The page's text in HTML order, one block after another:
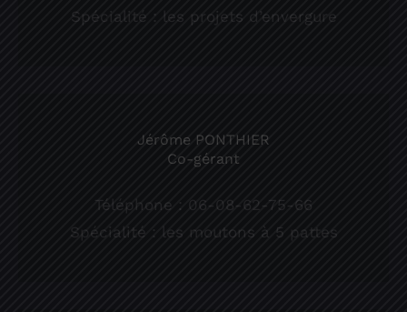
Spécialité : les projets d’envergure
Jérôme PONTHIER
Co-gérant
Téléphone : 06-08-62-75-66
Spécialité : les moutons à 5 pattes